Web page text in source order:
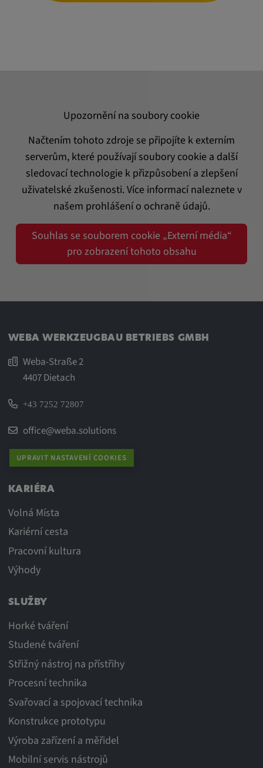
Upozornění na soubory cookie
Načtením tohoto zdroje se připojíte k externím
serverům, které používají soubory cookie a další
sledovací technologie k přizpůsobení a zlepšení
uživatelské zkušenosti. Více informací naleznete v
našem prohlášení o ochraně údajů.
Souhlas se souborem cookie „Externí média“
pro zobrazení tohoto obsahu
WEBA WERKZEUGBAU BETRIEBS GMBH
Weba-Straße 2
4407 Dietach
+43 7252 72807
office@weba.solutions
UPRAVIT NASTAVENÍ COOKIES
KARIÉRA
Volná Místa
Kariérní cesta
Pracovní kultura
Výhody
SLUŽBY
Horké tváření
Studené tváření
Střižný nástroj na přístřihy
Procesní technika
Svařovací a spojovací technika
Konstrukce prototypu
Výroba zařízení a měřidel
Mobilní servis nástrojů